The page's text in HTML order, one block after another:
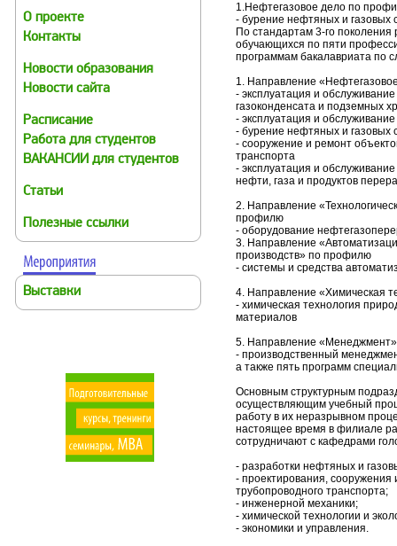
О проекте
Контакты
Новости образования
Новости сайта
Расписание
Работа для студентов
ВАКАНСИИ для студентов
Статьи
Полезные ссылки
Выставки
1.Нефтегазовое дело по
- бурение нефтяных и газовых
По стандартам 3-го поколения
обучающихся по пяти
программам бакалавриата по
1. Направление
- эксплуатация и
газоконденсата и подземных
- эксплуатация и
- бурение нефтяных и газовых
- сооружение и ремонт
транспорта
- эксплуатация и
нефти, газа и продуктов
2. Направление
профилю
- оборудование
3. Направление
производств» по профилю
- системы и средства
4. Направление «Химическая
- химическая технология
материалов
5. Направление
- производственный
а также пять программ
Основным структурным
осуществляющим учебный
работу в их неразрывном
настоящее время в филиале
сотрудничают с кафедрами
- разработки нефтяных и
- проектирования, сооружения
трубопроводного транспорта;
- инженерной механики;
- химической технологии и
- экономики и управления.